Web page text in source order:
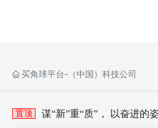
买角球平台-（中国）科技公司
置顶
谋“新”重“质”， 以奋进的姿